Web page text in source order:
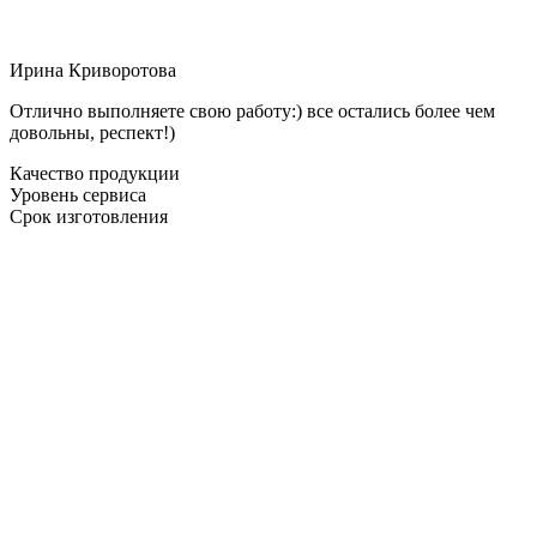
Ирина Криворотова
Отлично выполняете свою работу:) все остались более чем
довольны, респект!)
Качество продукции
Уровень сервиса
Срок изготовления